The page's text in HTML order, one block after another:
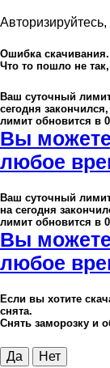
Ошибка скачивания.
Что то пошло не
Ваш суточный
сегодня закончился,
лимит обновится в
Вы
любое
Ваш суточный
на сегодня
лимит обновится в
Вы
любое
Если вы хотите
снята.
Снять заморозку и
Да Нет